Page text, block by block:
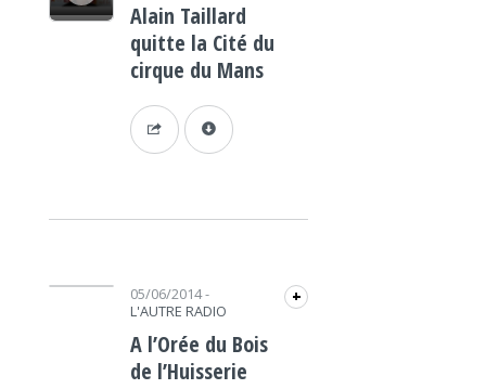
Alain Taillard
quitte la Cité du
cirque du Mans
Lecteur audio 05/06/2014-
L'AUTRE RADIO
+
A l’Orée du Bois
de l’Huisserie